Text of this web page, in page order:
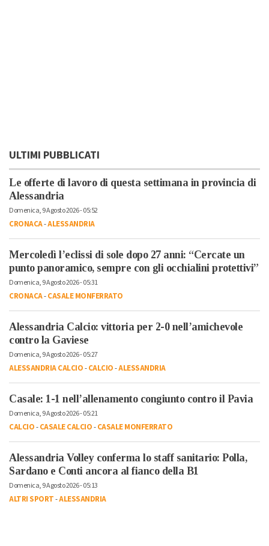
ULTIMI PUBBLICATI
Le offerte di lavoro di questa settimana in provincia di
Alessandria
Domenica, 9 Agosto 2026 - 05:52
CRONACA-ALESSANDRIA
Mercoledì l’eclissi di sole dopo 27 anni: “Cercate un
punto panoramico, sempre con gli occhialini protettivi”
Domenica, 9 Agosto 2026 - 05:31
CRONACA-CASALE MONFERRATO
Alessandria Calcio: vittoria per 2-0 nell’amichevole
contro la Gaviese
Domenica, 9 Agosto 2026 - 05:27
ALESSANDRIA CALCIO-CALCIO-ALESSANDRIA
Casale: 1-1 nell’allenamento congiunto contro il Pavia
Domenica, 9 Agosto 2026 - 05:21
CALCIO-CASALE CALCIO-CASALE MONFERRATO
Alessandria Volley conferma lo staff sanitario: Polla,
Sardano e Conti ancora al fianco della B1
Domenica, 9 Agosto 2026 - 05:13
ALTRI SPORT-ALESSANDRIA